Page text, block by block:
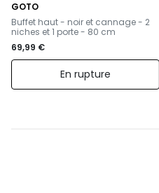
GOTO
-
Buffet haut - noir et cannage - 2
niches et 1 porte - 80 cm
69,99 €
En rupture